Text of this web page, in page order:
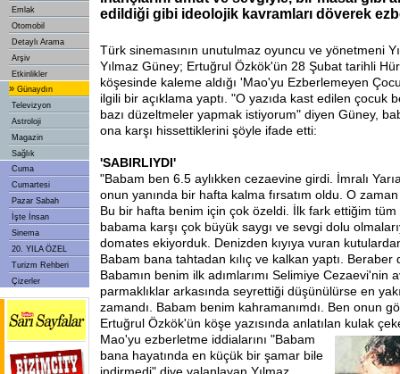
Emlak
Otomobil
Detaylı Arama
Arşiv
Etkinlikler
» Günaydın
Televizyon
Astroloji
Magazin
Sağlık
Cuma
Cumartesi
Pazar Sabah
İşte İnsan
Sinema
20. YILA ÖZEL
Turizm Rehberi
Çizerler
edildiği gibi ideolojik kavramları döverek
Türk sinemasının unutulmaz oyuncu ve yönetmeni
Yılmaz Güney; Ertuğrul Özkök'ün 28 Şubat tarihli
köşesinde kaleme aldığı 'Mao'yu Ezberlemeyen
ilgili bir açıklama yaptı. "O yazıda kast edilen çocuk
bazı düzeltmeler yapmak istiyorum" diyen Güney,
ona karşı hissettiklerini şöyle ifade etti:
'SABIRLIYDI'
"Babam ben 6.5 aylıkken cezaevine girdi. İmralı
onun yanında bir hafta kalma fırsatım oldu. O
Bu bir hafta benim için çok özeldi. İlk fark ettiğim tüm
babama karşı çok büyük saygı ve sevgi dolu
domates ekiyorduk. Denizden kıyıya vuran
Babam bana tahtadan kılıç ve kalkan yaptı. Beraber
Babamın benim ilk adımlarımı Selimiye Cezaevi'nin
parmaklıklar arkasında seyrettiği düşünülürse en
zamandı. Babam benim kahramanımdı. Ben onun
Ertuğrul Özkök'ün köşe yazısında anlatılan kulak
Mao'yu ezberletme iddialarını "Babam
bana hayatında en küçük bir şamar bile